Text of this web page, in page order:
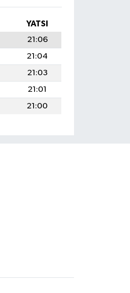
YATSI
21:06
21:04
21:03
21:01
21:00